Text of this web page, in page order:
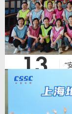
13
2025-7-13
“
“安全教育伴发展，勠
队拓展活动与安全宣